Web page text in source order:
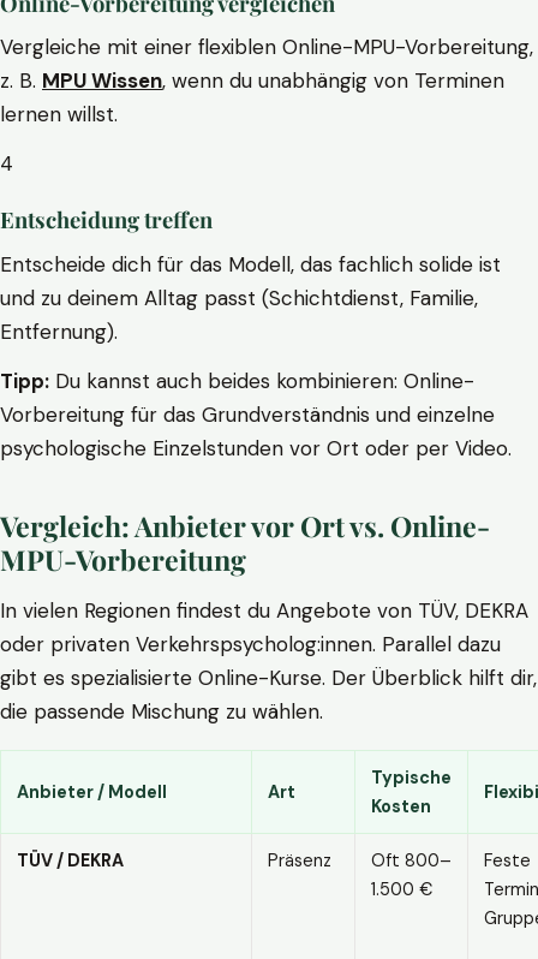
Vergleiche mit einer flexiblen Online-MPU-Vorbereitung,
z. B. MPU Wissen, wenn du unabhängig von Terminen
lernen willst.
4
Entscheidung treffen
Entscheide dich für das Modell, das fachlich solide ist
und zu deinem Alltag passt (Schichtdienst, Familie,
Entfernung).
Tipp: Du kannst auch beides kombinieren: Online-
Vorbereitung für das Grundverständnis und einzelne
psychologische Einzelstunden vor Ort oder per Video.
Vergleich: Anbieter vor Ort vs. Online-
MPU-Vorbereitung
In vielen Regionen findest du Angebote von TÜV, DEKRA
oder privaten Verkehrspsycholog:innen. Parallel dazu
gibt es spezialisierte Online-Kurse. Der Überblick hilft dir,
die passende Mischung zu wählen.
Anbieter / Modell Art
Typische
Kosten
TÜV / DEKRA Präsenz
Oft 800–
1.500 €
Feste